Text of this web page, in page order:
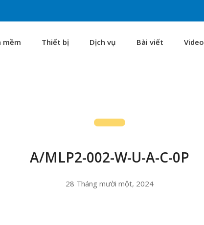
mềm Thiết bị Dịch vụ Bài viết Video
A/MLP2-002-W-U-A-C-0P
28 Tháng mười một, 2024